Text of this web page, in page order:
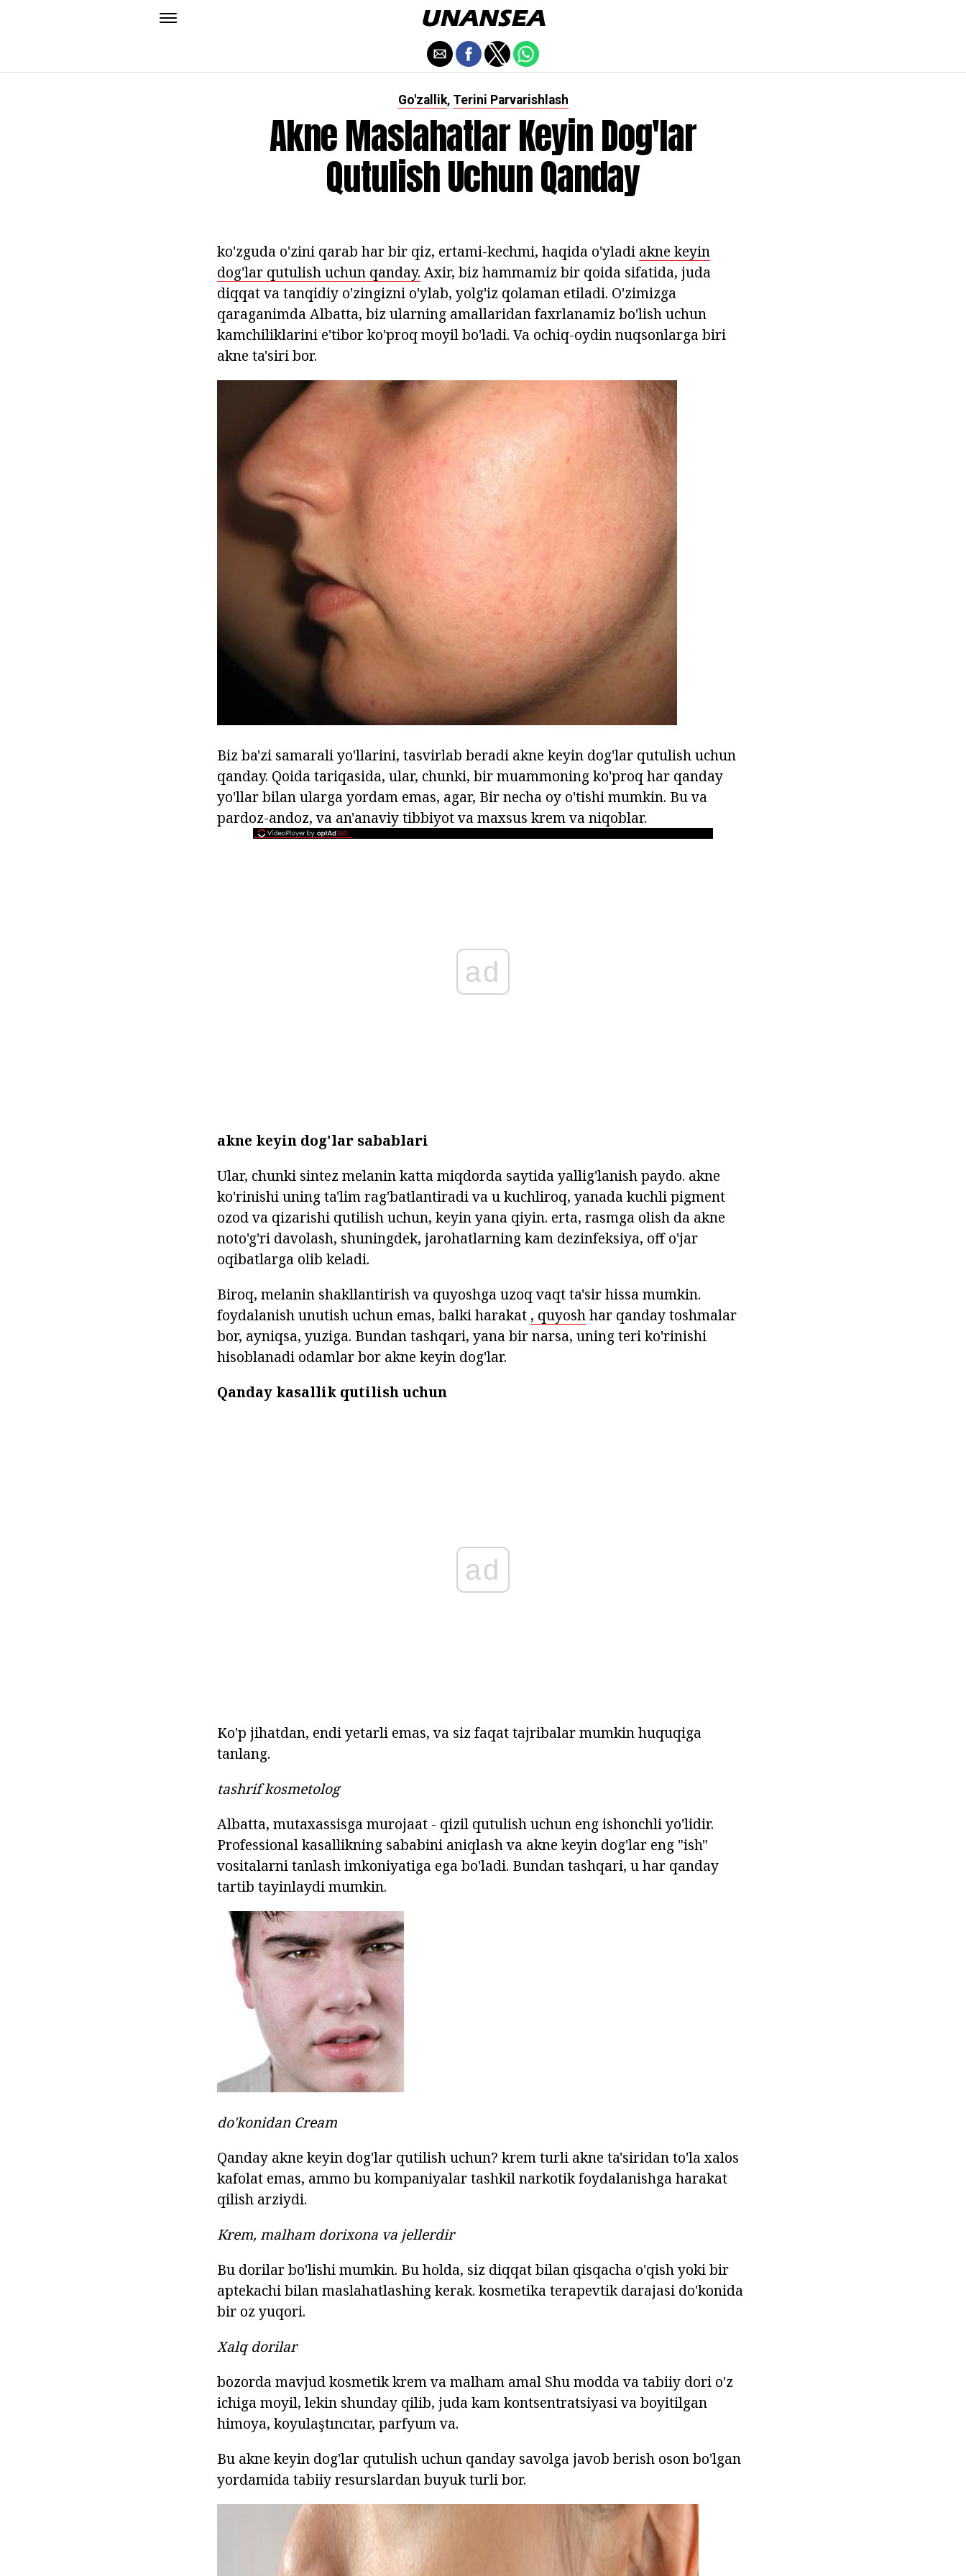
Go'zallik, Terini Parvarishlash
Akne Maslahatlar Keyin Dog'lar
Qutulish Uchun Qanday
ko'zguda o'zini qarab har bir qiz, ertami-kechmi, haqida o'yladi akne keyin
dog'lar qutulish uchun qanday. Axir, biz hammamiz bir qoida sifatida, juda
diqqat va tanqidiy o'zingizni o'ylab, yolg'iz qolaman etiladi. O'zimizga
qaraganimda Albatta, biz ularning amallaridan faxrlanamiz bo'lish uchun
kamchiliklarini e'tibor ko'proq moyil bo'ladi. Va ochiq-oydin nuqsonlarga biri
akne ta'siri bor.
Biz ba'zi samarali yo'llarini, tasvirlab beradi akne keyin dog'lar qutulish uchun
qanday. Qoida tariqasida, ular, chunki, bir muammoning ko'proq har qanday
yo'llar bilan ularga yordam emas, agar, Bir necha oy o'tishi mumkin. Bu va
pardoz-andoz, va an'anaviy tibbiyot va maxsus krem va niqoblar.
ad
akne keyin dog'lar sabablari
Ular, chunki sintez melanin katta miqdorda saytida yallig'lanish paydo. akne
ko'rinishi uning ta'lim rag'batlantiradi va u kuchliroq, yanada kuchli pigment
ozod va qizarishi qutilish uchun, keyin yana qiyin. erta, rasmga olish da akne
noto'g'ri davolash, shuningdek, jarohatlarning kam dezinfeksiya, off o'jar
oqibatlarga olib keladi.
Biroq, melanin shakllantirish va quyoshga uzoq vaqt ta'sir hissa mumkin.
foydalanish unutish uchun emas, balki harakat , quyoshhar qanday toshmalar
bor, ayniqsa, yuziga. Bundan tashqari, yana bir narsa, uning teri ko'rinishi
hisoblanadi odamlar bor akne keyin dog'lar.
Qanday kasallik qutilish uchun
ad
Ko'p jihatdan, endi yetarli emas, va siz faqat tajribalar mumkin huquqiga
tanlang.
tashrif kosmetolog
Albatta, mutaxassisga murojaat - qizil qutulish uchun eng ishonchli yo'lidir.
Professional kasallikning sababini aniqlash va akne keyin dog'lar eng "ish"
vositalarni tanlash imkoniyatiga ega bo'ladi. Bundan tashqari, u har qanday
tartib tayinlaydi mumkin.
do'konidan Cream
Qanday akne keyin dog'lar qutilish uchun? krem turli akne ta'siridan to'la xalos
kafolat emas, ammo bu kompaniyalar tashkil narkotik foydalanishga harakat
qilish arziydi.
Krem, malham dorixona va jellerdir
Bu dorilar bo'lishi mumkin. Bu holda, siz diqqat bilan qisqacha o'qish yoki bir
aptekachi bilan maslahatlashing kerak. kosmetika terapevtik darajasi do'konida
bir oz yuqori.
Xalq dorilar
bozorda mavjud kosmetik krem va malham amal Shu modda va tabiiy dori o'z
ichiga moyil, lekin shunday qilib, juda kam kontsentratsiyasi va boyitilgan
himoya, koyulaştıncıtar, parfyum va.
Bu akne keyin dog'lar qutulish uchun qanday savolga javob berish oson bo'lgan
yordamida tabiiy resurslardan buyuk turli bor.